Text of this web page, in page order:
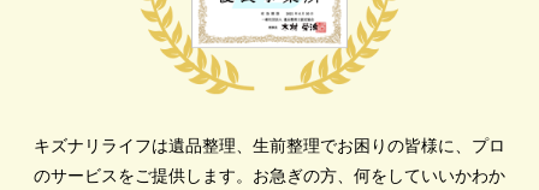
キズナリライフは遺品整理、生前整理でお困りの皆様に、プロ
のサービスをご提供します。 お急ぎの方、何をしていいかわか